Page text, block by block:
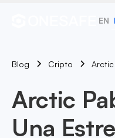
EN
Blog Cripto
Arctic
Una